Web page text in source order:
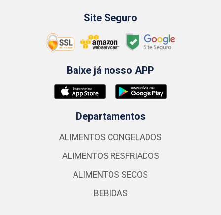
Site Seguro
Baixe já nosso APP
Departamentos
ALIMENTOS CONGELADOS
ALIMENTOS RESFRIADOS
ALIMENTOS SECOS
BEBIDAS